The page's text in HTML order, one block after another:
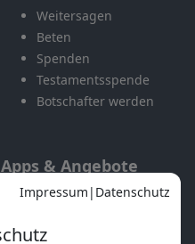
Weitersagen
Beten
Spenden
Testamentsspende
Botschafter werden
Apps & Angebote
Mobile App